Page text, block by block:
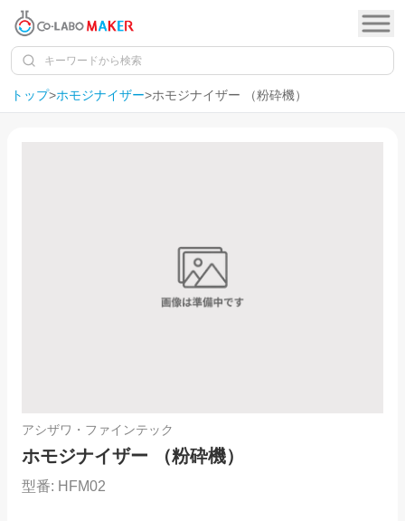
トップ>ホモジナイザー>ホモジナイザー （粉砕機）
アシザワ・ファインテック
ホモジナイザー （粉砕機）
型番: HFM02